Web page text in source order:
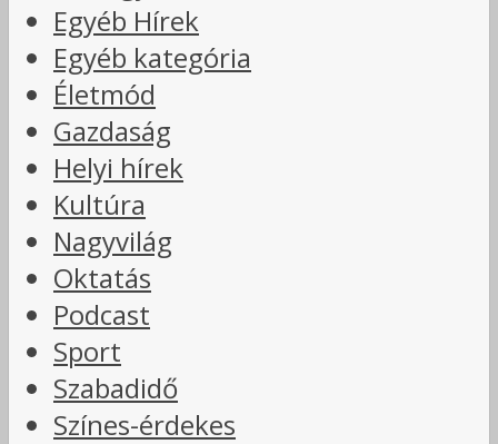
Egyéb Hírek
Egyéb kategória
Életmód
Gazdaság
Helyi hírek
Kultúra
Nagyvilág
Oktatás
Podcast
Sport
Szabadidő
Színes-érdekes